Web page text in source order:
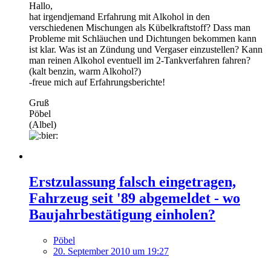
Hallo,
hat irgendjemand Erfahrung mit Alkohol in den
verschiedenen Mischungen als Kübelkraftstoff? Dass man
Probleme mit Schläuchen und Dichtungen bekommen kann
ist klar. Was ist an Zündung und Vergaser einzustellen? Kann
man reinen Alkohol eventuell im 2-Tankverfahren fahren?
(kalt benzin, warm Alkohol?)
-freue mich auf Erfahrungsberichte!
Gruß
Pöbel
(Albel)
Erstzulassung falsch eingetragen,
Fahrzeug seit '89 abgemeldet - wo
Baujahrbestätigung einholen?
Pöbel
20. September 2010 um 19:27